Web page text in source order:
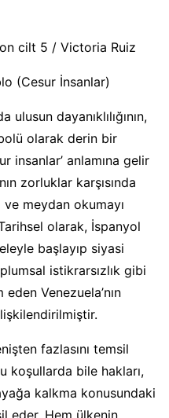
cilt 5 / Victoria Ruiz
(Cesur İnsanlar)
ulusun dayanıklılığının,
olarak derin bir
insanlar’ anlamına gelir
zorluklar karşısında
meydan okumayı
olarak, İspanyol
başlayıp siyasi
istikrarsızlık gibi
Venezuela’nın
fazlasını temsil
koşullarda bile hakları,
kalkma konusundaki
eder. Hem ülkenin